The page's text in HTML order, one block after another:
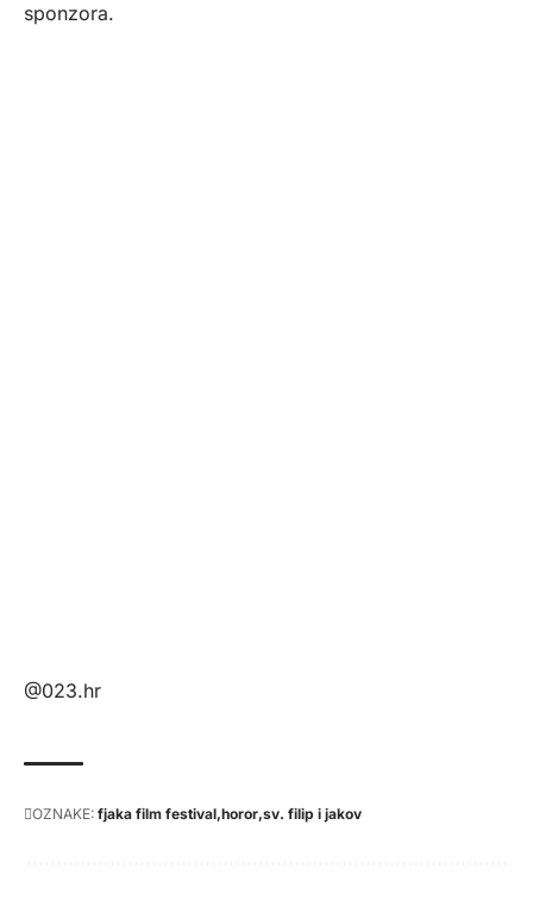
sponzora.
@023.hr
OZNAKE: fjaka film festival horor sv. filip i jakov